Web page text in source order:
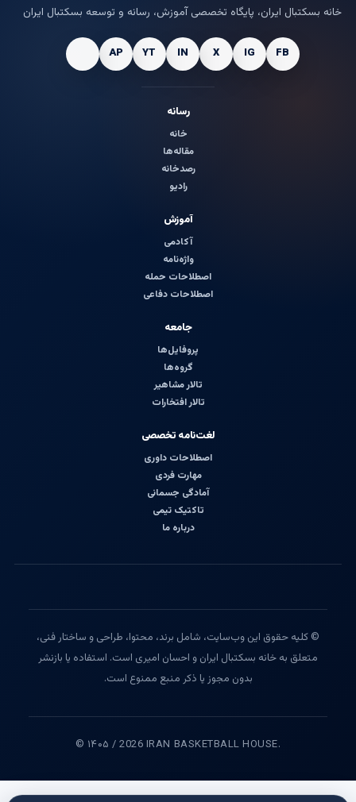
خانه بسکتبال ایران، پایگاه تخصصی آموزش، رسانه و توسعه بسکتبال ایران
رسانه
خانه
مقاله‌ها
رصدخانه
رادیو
آموزش
آکادمی
واژه‌نامه
اصطلاحات حمله
اصطلاحات دفاعی
جامعه
پروفایل‌ها
گروه‌ها
تالار مشاهیر
تالار افتخارات
لغت‌نامه تخصصی
اصطلاحات داوری
مهارت فردی
آمادگی جسمانی
تاکتیک تیمی
درباره ما
© کلیه حقوق این وب‌سایت، شامل برند، محتوا، طراحی و ساختار فنی،
متعلق به خانه بسکتبال ایران و احسان امیری است. استفاده یا بازنشر
بدون مجوز یا ذکر منبع ممنوع است.
© ۱۴۰۵ / 2026 IRAN BASKETBALL HOUSE.